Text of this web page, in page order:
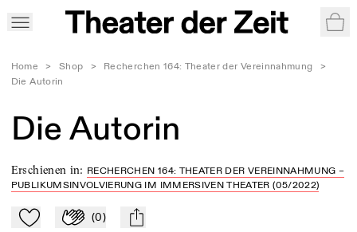
Home > Shop > Recherchen 164: Theater der Vereinnahmung
>
Die Autorin
Die Autorin
Erschienen in: RECHERCHEN 164: THEATER DER VEREINNAHMUNG –
PUBLIKUMSINVOLVIERUNG IM IMMERSIVEN THEATER (05/2022)
Zu Mein-TdZ hinzufügen
Applaudieren
(0) mail